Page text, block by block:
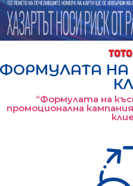
НА
“Формулата на
промоционална